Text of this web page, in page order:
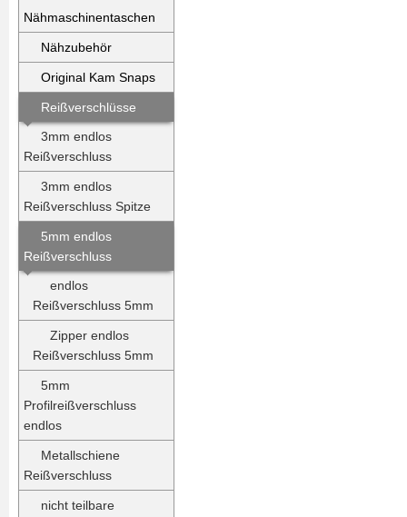
Nähmaschinentaschen
Nähzubehör
Original Kam Snaps
Reißverschlüsse
3mm endlos
Reißverschluss
3mm endlos
Reißverschluss Spitze
5mm endlos
Reißverschluss
endlos
Reißverschluss 5mm
Zipper endlos
Reißverschluss 5mm
5mm
Profilreißverschluss
endlos
Metallschiene
Reißverschluss
nicht teilbare